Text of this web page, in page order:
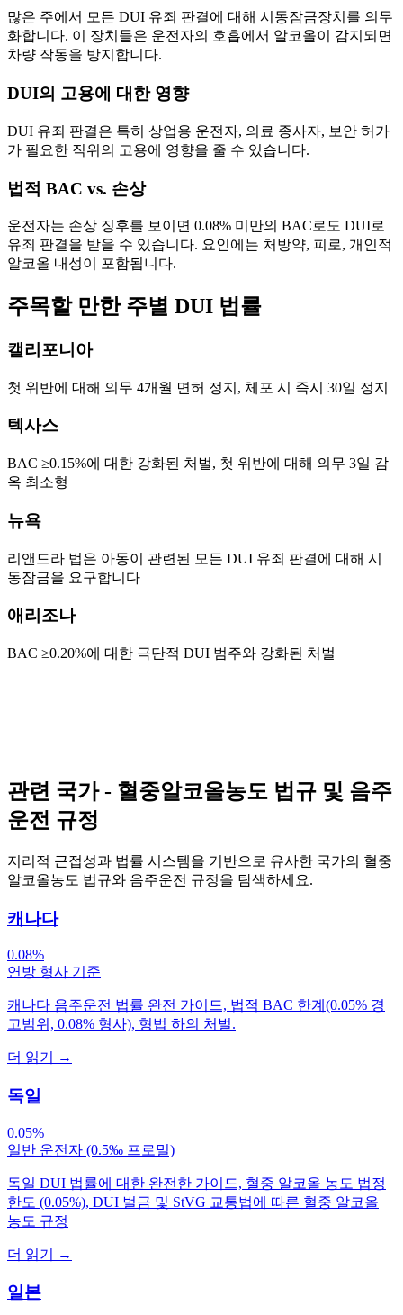
많은 주에서 모든 DUI 유죄 판결에 대해 시동잠금장치를 의무
화합니다. 이 장치들은 운전자의 호흡에서 알코올이 감지되면
차량 작동을 방지합니다.
DUI의 고용에 대한 영향
DUI 유죄 판결은 특히 상업용 운전자, 의료 종사자, 보안 허가
가 필요한 직위의 고용에 영향을 줄 수 있습니다.
법적 BAC vs. 손상
운전자는 손상 징후를 보이면 0.08% 미만의 BAC로도 DUI로
유죄 판결을 받을 수 있습니다. 요인에는 처방약, 피로, 개인적
알코올 내성이 포함됩니다.
주목할 만한 주별 DUI 법률
캘리포니아
첫 위반에 대해 의무 4개월 면허 정지, 체포 시 즉시 30일 정지
텍사스
BAC ≥0.15%에 대한 강화된 처벌, 첫 위반에 대해 의무 3일 감
옥 최소형
뉴욕
리앤드라 법은 아동이 관련된 모든 DUI 유죄 판결에 대해 시
동잠금을 요구합니다
애리조나
BAC ≥0.20%에 대한 극단적 DUI 범주와 강화된 처벌
관련 국가 - 혈중알코올농도 법규 및 음주
운전 규정
지리적 근접성과 법률 시스템을 기반으로 유사한 국가의 혈중
알코올농도 법규와 음주운전 규정을 탐색하세요.
캐나다
0.08%
연방 형사 기준
캐나다 음주운전 법률 완전 가이드, 법적 BAC 한계(0.05% 경
고범위, 0.08% 형사), 형법 하의 처벌.
더 읽기 →
독일
0.05%
일반 운전자 (0.5‰ 프로밀)
독일 DUI 법률에 대한 완전한 가이드, 혈중 알코올 농도 법정
한도 (0.05%), DUI 벌금 및 StVG 교통법에 따른 혈중 알코올
농도 규정
더 읽기 →
일본